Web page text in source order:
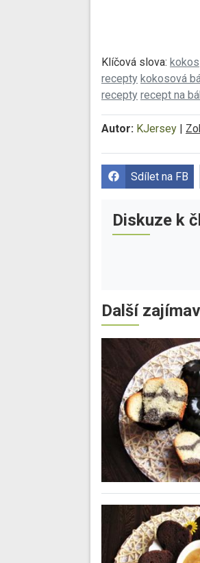
Klíčová slova: kokos
recepty kokosová
recepty recept na
Autor: KJersey
Sdílet na FB
Diskuze k
Další